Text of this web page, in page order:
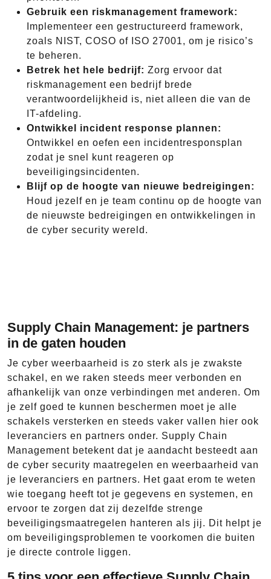
Gebruik een riskmanagement framework:
Implementeer een gestructureerd framework,
zoals NIST, COSO of ISO 27001, om je risico’s
te beheren.
Betrek het hele bedrijf: Zorg ervoor dat
riskmanagement een bedrijf brede
verantwoordelijkheid is, niet alleen die van de
IT-afdeling.
Ontwikkel incident response plannen:
Ontwikkel en oefen een incidentresponsplan
zodat je snel kunt reageren op
beveiligingsincidenten.
Blijf op de hoogte van nieuwe bedreigingen:
Houd jezelf en je team continu op de hoogte van
de nieuwste bedreigingen en ontwikkelingen in
de cyber security wereld.
Supply Chain Management: je partners
in de gaten houden
Je cyber weerbaarheid is zo sterk als je zwakste
schakel, en we raken steeds meer verbonden en
afhankelijk van onze verbindingen met anderen. Om
je zelf goed te kunnen beschermen moet je alle
schakels versterken en steeds vaker vallen hier ook
leveranciers en partners onder. Supply Chain
Management betekent dat je aandacht besteedt aan
de cyber security maatregelen en weerbaarheid van
je leveranciers en partners. Het gaat erom te weten
wie toegang heeft tot je gegevens en systemen, en
ervoor te zorgen dat zij dezelfde strenge
beveiligingsmaatregelen hanteren als jij. Dit helpt je
om beveiligingsproblemen te voorkomen die buiten
je directe controle liggen.